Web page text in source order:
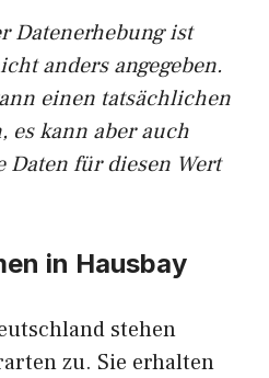
Datenerhebung ist
anders angegeben.
einen tatsächlichen
es kann aber auch
Daten für diesen Wert
in Hausbay
stehen
zu. Sie erhalten